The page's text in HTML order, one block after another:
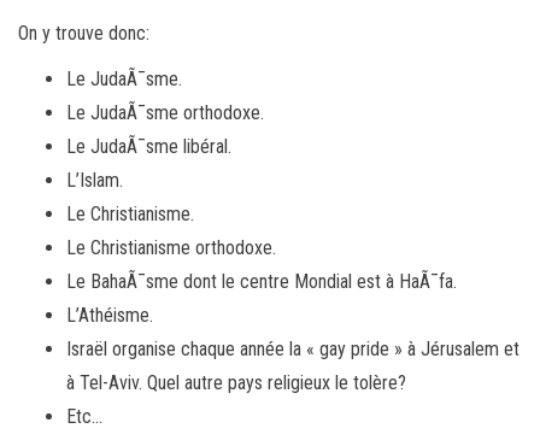
On y trouve donc:
Le JudaÃ¯sme.
Le JudaÃ¯sme orthodoxe.
Le JudaÃ¯sme libéral.
L’Islam.
Le Christianisme.
Le Christianisme orthodoxe.
Le BahaÃ¯sme dont le centre Mondial est à HaÃ¯fa.
L’Athéisme.
Israël organise chaque année la « gay pride » à Jérusalem et
à Tel-Aviv. Quel autre pays religieux le tolère?
Etc…